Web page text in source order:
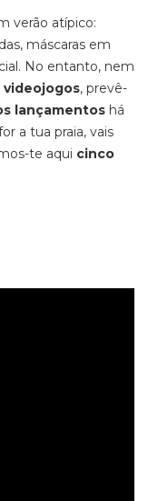
verão atípico:
máscaras em
No entanto, nem
videojogos, prevê-
lançamentos há
a tua praia, vais
te aqui cinco